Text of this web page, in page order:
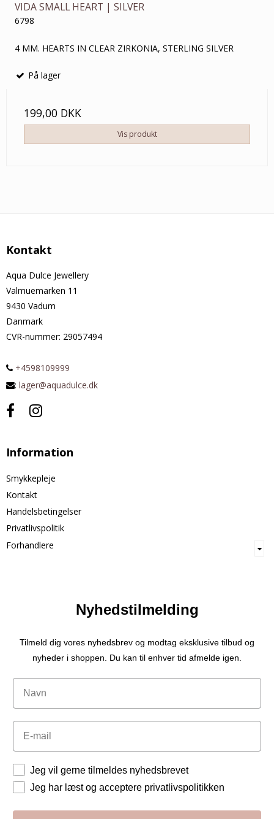
VIDA SMALL HEART | SILVER
6798
4 MM. HEARTS IN CLEAR ZIRKONIA, STERLING SILVER
På lager
199,00 DKK
Vis produkt
Kontakt
Aqua Dulce Jewellery
Valmuemarken 11
9430 Vadum
Danmark
CVR-nummer: 29057494
+4598109999
: lager@aquadulce.dk
Information
Smykkepleje
Kontakt
Handelsbetingelser
Privatlivspolitik
Forhandlere
Nyhedstilmelding
Tilmeld dig vores nyhedsbrev og modtag eksklusive tilbud og
nyheder i shoppen. Du kan til enhver tid afmelde igen.
Navn
Email
Tilladelser
Jeg vil gerne tilmeldes nyhedsbrevet
Jeg har læst og acceptere privatlivspolitikken